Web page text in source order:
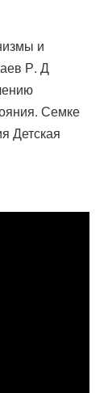
и
Р. Д
Семке
Детская